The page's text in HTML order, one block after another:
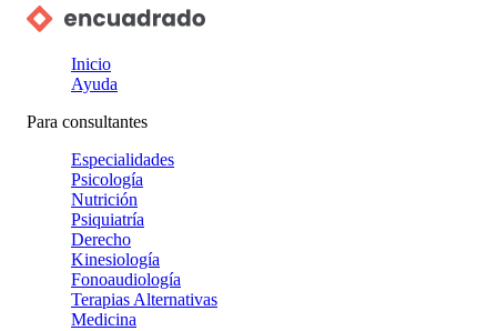
Inicio
Ayuda
Para consultantes
Especialidades
Psicología
Nutrición
Psiquiatría
Derecho
Kinesiología
Fonoaudiología
Terapias Alternativas
Medicina